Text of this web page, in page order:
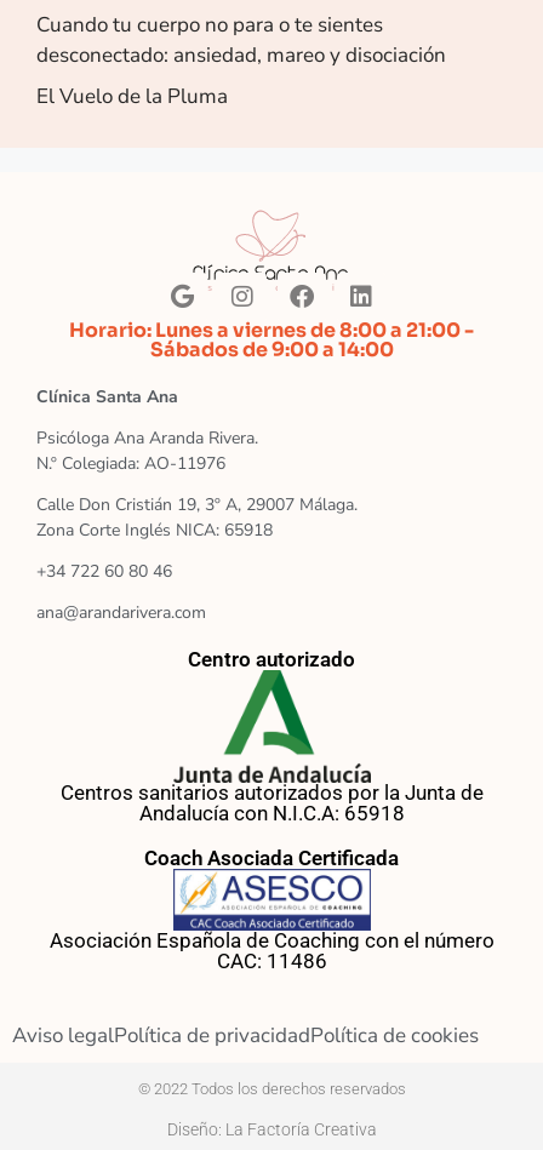
Cuando tu cuerpo no para o te sientes
desconectado: ansiedad, mareo y disociación
El Vuelo de la Pluma
Horario: Lunes a viernes de 8:00 a 21:00 -
Sábados de 9:00 a 14:00
Clínica Santa Ana
Psicóloga Ana Aranda Rivera.
N.º Colegiada: AO-11976
Calle Don Cristián 19, 3º A, 29007 Málaga.
Zona Corte Inglés NICA: 65918
+34 722 60 80 46
ana@arandarivera.com
Centro autorizado
Centros sanitarios autorizados por la Junta de
Andalucía con N.I.C.A: 65918
Coach Asociada Certificada
Asociación Española de Coaching con el número
CAC: 11486
Aviso legalPolítica de privacidadPolítica de cookies
© 2022 Todos los derechos reservados
Diseño: La Factoría Creativa